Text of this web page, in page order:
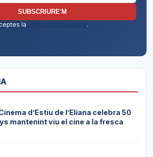
SUBSCRIURE'M
la
política de privacitat.
d’Estiu de l’Eliana celebra 50
mantenint viu el cine a la fresca